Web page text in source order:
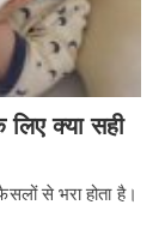
क्या सही
से भरा होता है।